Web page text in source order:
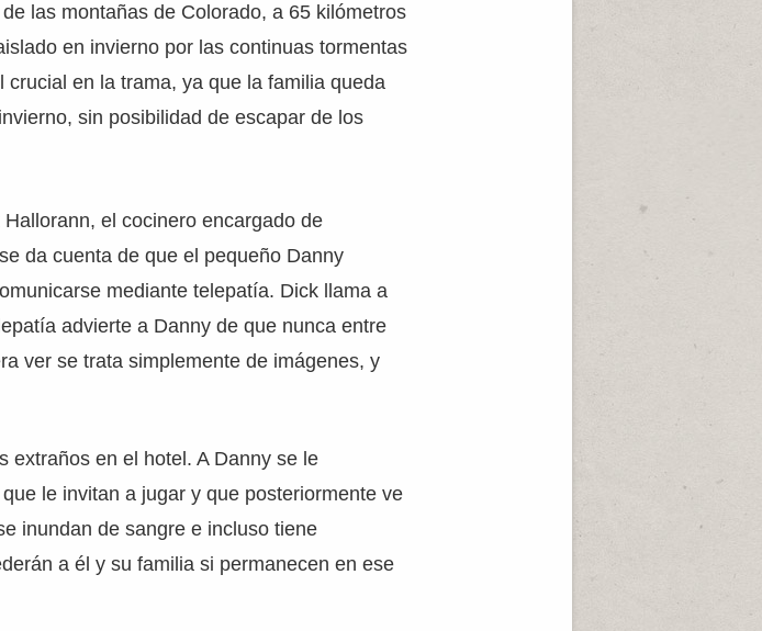
las montañas de Colorado, a 65 kilómetros
en invierno por las continuas tormentas
en la trama, ya que la familia queda
sin posibilidad de escapar de los
el cocinero encargado de
da cuenta de que el pequeño Danny
mediante telepatía. Dick llama a
advierte a Danny de que nunca entre
ver se trata simplemente de imágenes, y
extraños en el hotel. A Danny se le
le invitan a jugar y que posteriormente ve
inundan de sangre e incluso tiene
a él y su familia si permanecen en ese